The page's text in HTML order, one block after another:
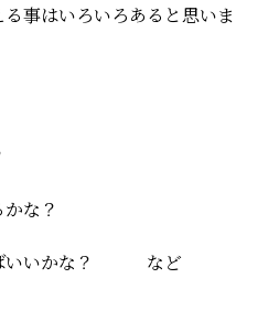
事はいろいろあると思いま
な？
ばいいかな？ など